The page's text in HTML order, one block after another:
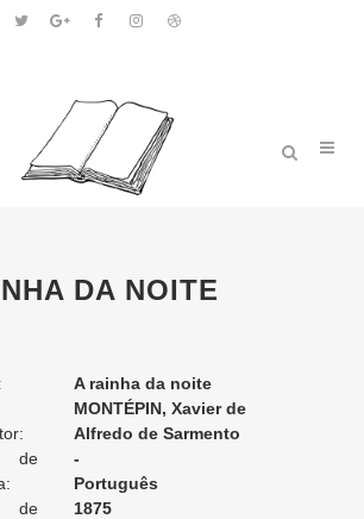
DA NOITE
A rainha da noite
MONTÉPIN, Xavier de
Alfredo de Sarmento
de
-
Português
de
1875